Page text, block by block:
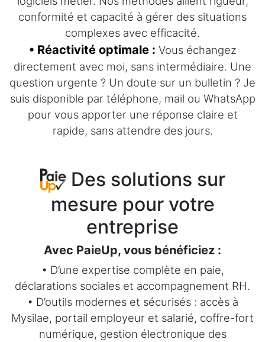
conformité et capacité à gérer des situations
complexes avec efficacité.
• Réactivité optimale : Vous échangez
directement avec moi, sans intermédiaire. Une
question urgente ? Un doute sur un bulletin ? Je
suis disponible par téléphone, mail ou WhatsApp
pour vous apporter une réponse claire et
rapide, sans attendre des jours.
Des solutions sur
mesure pour votre
entreprise
Avec PaieUp, vous bénéficiez :
• D’une expertise complète en paie,
déclarations sociales et accompagnement RH.
• D’outils modernes et sécurisés : accès à
Mysilae, portail employeur et salarié, coffre-fort
numérique, gestion électronique des